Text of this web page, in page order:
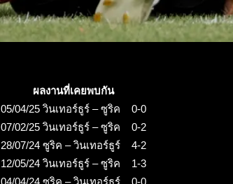
ผลงานที่เคยพบกัน
05/04/25 วินเทอร์ธูร์ – ซูริค 0-0
07/02/25 วินเทอร์ธูร์ – ซูริค 0-2
28/07/24 ซูริค – วินเทอร์ธูร์ 4-2
12/05/24 วินเทอร์ธูร์ – ซูริค 1-3
04/04/24 ซูริค – วินเทอร์ธูร์ 0-0